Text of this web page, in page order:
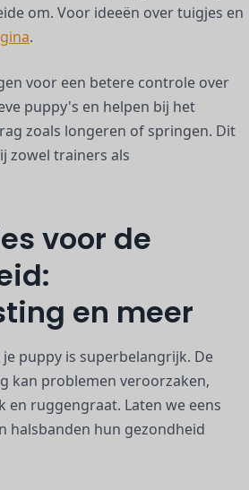
om. Voor ideeën over tuigjes en
.
voor een betere controle over
puppy's en helpen bij het
zoals longeren of springen. Dit
zowel trainers als
voor de
en meer
puppy is superbelangrijk. De
kan problemen veroorzaken,
en ruggengraat. Laten we eens
halsbanden hun gezondheid